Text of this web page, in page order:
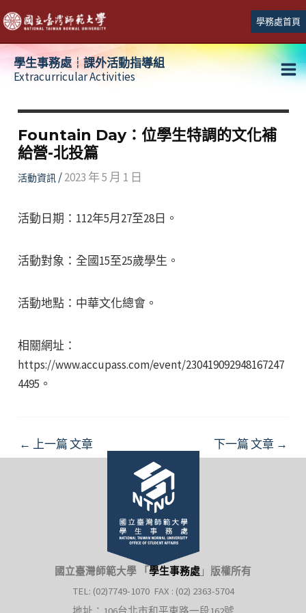
跳
至
主
學務處首頁
學生事務處┆課外活動指導組
Extracurricular Activities
Fountain Day：位學生特調的文化補
給營-北投篇
活動資訊/2023 年 5 月 1 日
活動日期：112年5月27至28日。
活動對象：全國15至25歲學生。
活動地點：中華文化總會。
相關網址：
https://www.accupass.com/event/230419092948167247
4495。
Post
navigation
← 上一篇 文章 下一篇 文章 →
國立臺灣師範大學 「 學生事務處 」 版權所有
TEL: (02)7749-1070 FAX : (02) 2363-5704